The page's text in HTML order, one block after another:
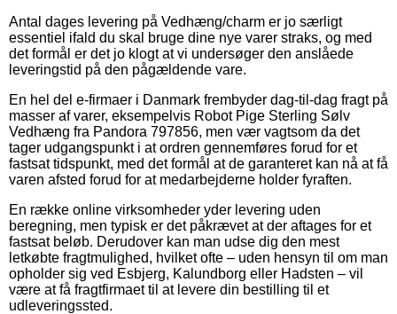
Antal dages levering på Vedhæng/charm er jo særligt
essentiel ifald du skal bruge dine nye varer straks, og med
det formål er det jo klogt at vi undersøger den anslåede
leveringstid på den pågældende vare.
En hel del e-firmaer i Danmark frembyder dag-til-dag fragt på
masser af varer, eksempelvis Robot Pige Sterling Sølv
Vedhæng fra Pandora 797856, men vær vagtsom da det
tager udgangspunkt i at ordren gennemføres forud for et
fastsat tidspunkt, med det formål at de garanteret kan nå at få
varen afsted forud for at medarbejderne holder fyraften.
En række online virksomheder yder levering uden
beregning, men typisk er det påkrævet at der aftages for et
fastsat beløb. Derudover kan man udse dig den mest
letkøbte fragtmulighed, hvilket ofte – uden hensyn til om man
opholder sig ved Esbjerg, Kalundborg eller Hadsten – vil
være at få fragtfirmaet til at levere din bestilling til et
udleveringssted.